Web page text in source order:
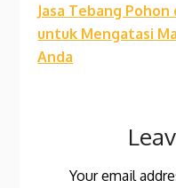
Jasa Tebang
untuk Mengatasi
Anda
Your email